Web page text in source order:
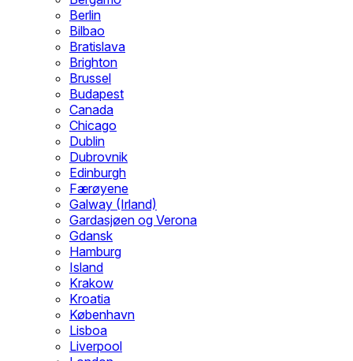
Berlin
Bilbao
Bratislava
Brighton
Brussel
Budapest
Canada
Chicago
Dublin
Dubrovnik
Edinburgh
Færøyene
Galway (Irland)
Gardasjøen og Verona
Gdansk
Hamburg
Island
Krakow
Kroatia
København
Lisboa
Liverpool